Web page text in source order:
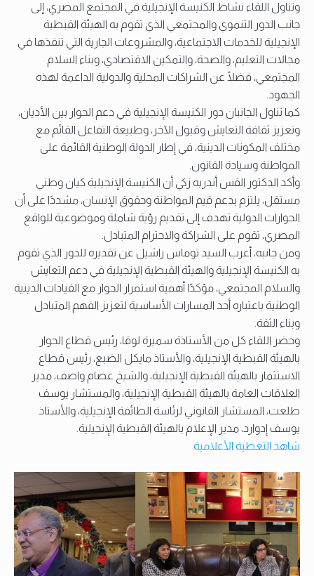
وتناول اللقاء نشاط الكنيسة الإنجيلية في المجتمع المصري، إلى
جانب الدور التنموي والمجتمعي الذي تقوم به الهيئة القبطية
الإنجيلية للخدمات الاجتماعية، والمشروعات الجارية التي تنفذها في
مجالات التعليم، والصحة، والتمكين الاقتصادي، وبناء السلام
المجتمعي، فضلًا عن الشراكات المحلية والدولية الداعمة لهذه
الجهود.
كما تناول الجانبان دور الكنيسة الإنجيلية في دعم الحوار بين الأديان،
وتعزيز ثقافة التعايش وقبول الآخر، وطبيعة التفاعل القائم مع
مختلف المكونات الدينية، في إطار الدولة الوطنية القائمة على
المواطنة وسيادة القانون.
وأكد الدكتور القس أندريه زكي أن الكنيسة الإنجيلية كيان وطني
مستقل، يلتزم بدعم قيم المواطنة وحقوق الإنسان، مشددًا على أن
الحوارات الدولية تهدف إلى تقديم رؤية شاملة وموضوعية للواقع
المصري، تقوم على الشراكة والاحترام المتبادل.
ومن جانبه، أعرب السيد توماس راشيل عن تقديره للدور الذي تقوم
به الكنيسة الإنجيلية والهيئة القبطية الإنجيلية في دعم التعايش
والسلام المجتمعي، مؤكدًا أهمية استمرار الحوار مع القيادات الدينية
الوطنية باعتباره أحد المسارات الأساسية لتعزيز الفهم المتبادل
وبناء الثقة.
وحضر اللقاء كل من الأستاذة سميرة لوقا، رئيس قطاع الحوار
بالهيئة القبطية الإنجيلية، والأستاذ مايكل الضبع، رئيس قطاع
الاستثمار بالهيئة القبطية الإنجيلية، والشيخ عصام واصف، مدير
العلاقات العامة بالهيئة القبطية الإنجيلية، والمستشار يوسف
طلعت، المستشار القانوني لرئاسة الطائفة الإنجيلية، والأستاذ
يوسف إدوارد، مدير الإعلام بالهيئة القبطية الإنجيلية.
شاهد التغطية الأعلامية